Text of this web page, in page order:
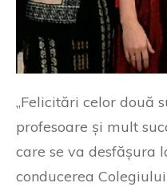
„Felicitări celor două
profesoare și mult
care se va desfășura
conducerea